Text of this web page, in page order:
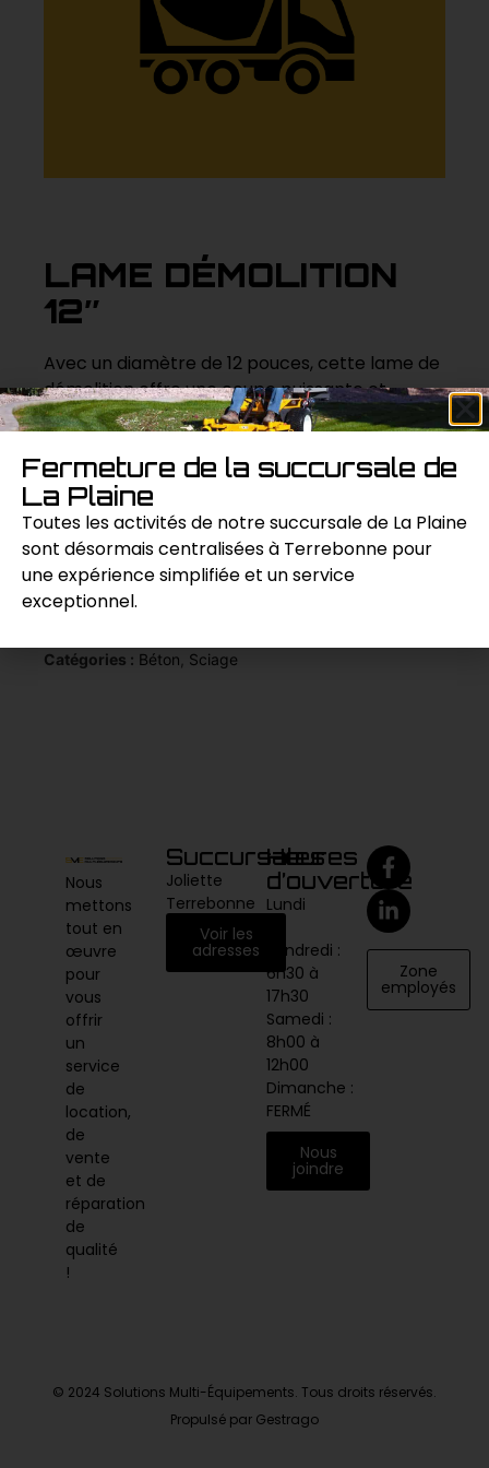
LAME DÉMOLITION
12″
Avec un diamètre de 12 pouces, cette lame de
démolition offre une coupe puissante et
précise pour une variété de matériaux de
des coupes rapides et efficaces, ce qui en fait
un choix idéal pour les travaux de démolition
légers à moyens.
Demande de prix
Catégories : Béton Sciage
Nous
mettons
tout en
œuvre
pour
vous
offrir
un
service
de
location,
de
vente
et de
réparation
de
qualité
!
Succursales
Joliette
Terrebonne
Voir les
adresses
Heures
d’ouverture
Lundi
vendredi :
6h30 à
17h30
Samedi :
8h00 à
12h00
Dimanche :
FERMÉ
Nous
joindre
Zone
employés
© 2024 Solutions Multi-Équipements. Tous droits réservés.
Propulsé par Gestrago
Fermeture de la succursale de
La Plaine
Toutes les activités de notre succursale de La Plaine
sont désormais centralisées à Terrebonne pour
une expérience simplifiée et un service
exceptionnel.